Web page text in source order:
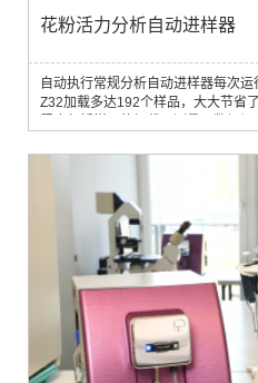
花粉活力分析自动进样器
自动执行常规分析自动进样器每次
Z32加载多达192个样品，大大节省
的颗粒始终保持均匀分布。这一功
的精准分析至关重要。图1.空气再悬
加载1-192个样品；包含液体冲洗...